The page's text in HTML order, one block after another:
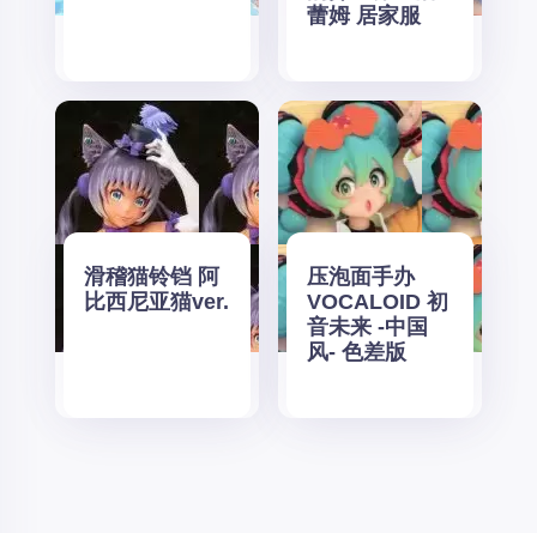
蕾姆 居家服
滑稽猫铃铛 阿
比西尼亚猫ver.
压泡面手办
VOCALOID 初
音未来 -中国
风- 色差版